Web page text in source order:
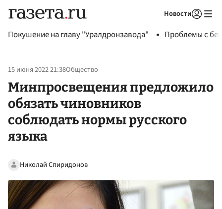
Новости
Покушение на главу "Уралдронзавода" Проблемы с
15 июня 2022 21:38Общество
Минпросвещения предложило
обязать чиновников
соблюдать нормы русского
языка
Николай Спиридонов